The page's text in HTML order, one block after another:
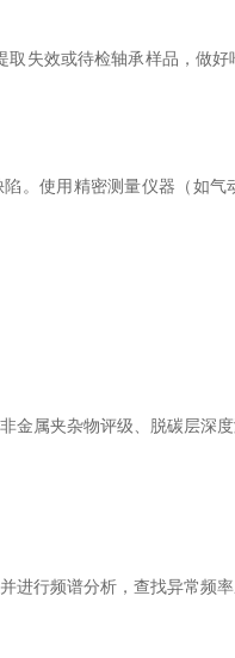
失效或待检轴承样品，做
。使用精密测量仪器（如气
金属夹杂物评级、脱碳层深
行频谱分析，查找异常频率